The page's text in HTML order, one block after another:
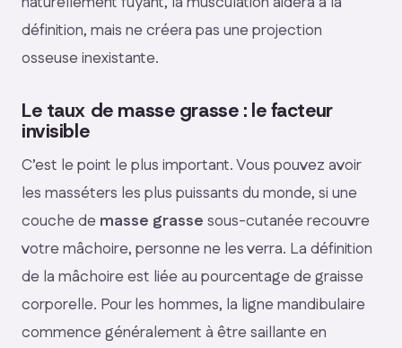
définition, mais ne créera pas une projection
osseuse inexistante.
Le taux de masse grasse : le facteur
invisible
C’est le point le plus important. Vous pouvez avoir
les masséters les plus puissants du monde, si une
couche de masse grasse sous-cutanée recouvre
votre mâchoire, personne ne les verra. La définition
de la mâchoire est liée au pourcentage de graisse
corporelle. Pour les hommes, la ligne mandibulaire
commence généralement à être saillante en